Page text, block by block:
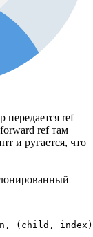
передается ref
ref там
и ругается, что
(child,